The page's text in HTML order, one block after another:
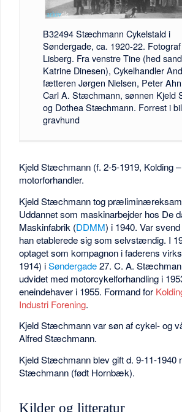
B32494 Stæchmann Cykelstald i
Søndergade, ca. 1920-22.
Lisberg. Fra venstre Tine (hed
Katrine Dinesen), Cykelhandler
fætteren Jørgen Nielsen, Peter
Carl A. Stæchmann, sønnen Kjeld
og Dothea Stæchmann. Forrest i
gravhund
Kjeld Stæchmann (f. 2-5-1919, Kolding
motorforhandler.
Kjeld Stæchmann tog
Uddannet som maskinarbejder hos De
Maskinfabrik (DDMM) i 1940. Var
han etablerede sig som selvstændig. I
optaget som kompagnon i faderens
1914) iSøndergade27. C. A.
udvidet med motorcykelforhandling i
eneindehaver i 1955. Formand for
Industri Forening.
Kjeld Stæchmann var søn af cykel- og
Alfred Stæchmann.
Kjeld Stæchmann blev gift d. 9-11-1940
Stæchmann (født Hornbæk).
Kilder og litteratur